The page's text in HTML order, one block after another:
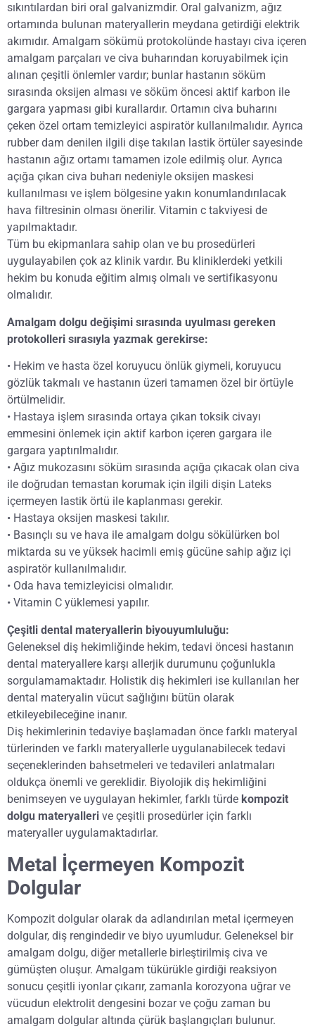
sıkıntılardan biri oral galvanizmdir. Oral galvanizm, ağız
ortamında bulunan materyallerin meydana getirdiği elektrik
akımıdır. Amalgam sökümü protokolünde hastayı civa içeren
amalgam parçaları ve civa buharından koruyabilmek için
alınan çeşitli önlemler vardır; bunlar hastanın söküm
sırasında oksijen alması ve söküm öncesi aktif karbon ile
gargara yapması gibi kurallardır. Ortamın civa buharını
çeken özel ortam temizleyici aspiratör kullanılmalıdır. Ayrıca
rubber dam denilen ilgili dişe takılan lastik örtüler sayesinde
hastanın ağız ortamı tamamen izole edilmiş olur. Ayrıca
açığa çıkan civa buharı nedeniyle oksijen maskesi
kullanılması ve işlem bölgesine yakın konumlandırılacak
hava filtresinin olması önerilir. Vitamin c takviyesi de
yapılmaktadır.
Tüm bu ekipmanlara sahip olan ve bu prosedürleri
uygulayabilen çok az klinik vardır. Bu kliniklerdeki yetkili
hekim bu konuda eğitim almış olmalı ve sertifikasyonu
olmalıdır.
Amalgam dolgu değişimi sırasında uyulması gereken
protokolleri sırasıyla yazmak gerekirse:
• Hekim ve hasta özel koruyucu önlük giymeli, koruyucu
gözlük takmalı ve hastanın üzeri tamamen özel bir örtüyle
örtülmelidir.
• Hastaya işlem sırasında ortaya çıkan toksik civayı
emmesini önlemek için aktif karbon içeren gargara ile
gargara yaptırılmalıdır.
• Ağız mukozasını söküm sırasında açığa çıkacak olan civa
ile doğrudan temastan korumak için ilgili dişin Lateks
içermeyen lastik örtü ile kaplanması gerekir.
• Hastaya oksijen maskesi takılır.
• Basınçlı su ve hava ile amalgam dolgu sökülürken bol
miktarda su ve yüksek hacimli emiş gücüne sahip ağız içi
aspiratör kullanılmalıdır.
• Oda hava temizleyicisi olmalıdır.
• Vitamin C yüklemesi yapılır.
Çeşitli dental materyallerin biyouyumluluğu:
Geleneksel diş hekimliğinde hekim, tedavi öncesi hastanın
dental materyallere karşı allerjik durumunu çoğunlukla
sorgulamamaktadır. Holistik diş hekimleri ise kullanılan her
dental materyalin vücut sağlığını bütün olarak
etkileyebileceğine inanır.
Diş hekimlerinin tedaviye başlamadan önce farklı materyal
türlerinden ve farklı materyallerle uygulanabilecek tedavi
seçeneklerinden bahsetmeleri ve tedavileri anlatmaları
oldukça önemli ve gereklidir. Biyolojik diş hekimliğini
benimseyen ve uygulayan hekimler, farklı türde kompozit
dolgu materyalleri ve çeşitli prosedürler için farklı
materyaller uygulamaktadırlar.
Metal İçermeyen Kompozit
Dolgular
Kompozit dolgular olarak da adlandırılan metal içermeyen
dolgular, diş rengindedir ve biyo uyumludur. Geleneksel bir
amalgam dolgu, diğer metallerle birleştirilmiş civa ve
gümüşten oluşur. Amalgam tükürükle girdiği reaksiyon
sonucu çeşitli iyonlar çıkarır, zamanla korozyona uğrar ve
vücudun elektrolit dengesini bozar ve çoğu zaman bu
amalgam dolgular altında çürük başlangıçları bulunur.